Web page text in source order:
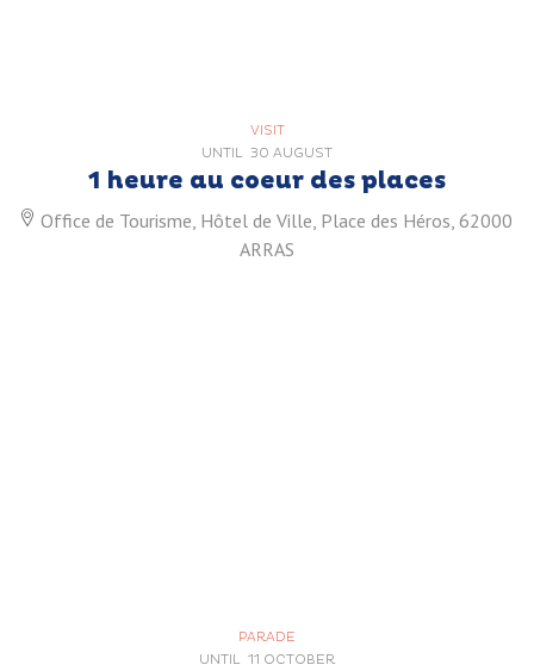
VISIT
UNTIL 30 AUGUST
1 heure au coeur des places
Office de Tourisme, Hôtel de Ville, Place des Héros, 62000
ARRAS
PARADE
UNTIL 11 OCTOBER